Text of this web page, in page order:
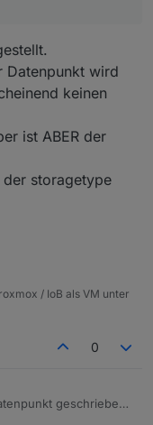
wird "no data"
Datenpunkt wird
keinen
ist ABER der
storagetype
/ IoB als VM unter
0
geschrieben